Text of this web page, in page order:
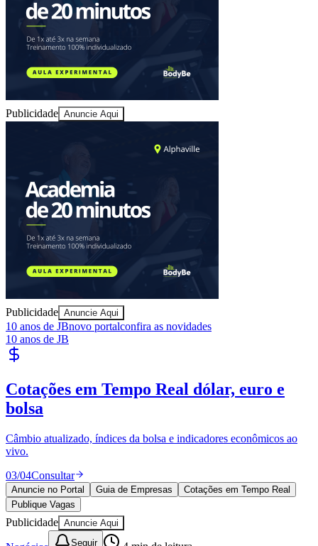
Sport
Publicidade Anuncie Aqui
Publicidade Anuncie Aqui
10 anos de JBnovo portalconfira as novidades
10 anos de JB
Publique Vagas encontre talentos
Publique vagas e encontre os melhores profissionais da região.
04/04Publicar
Anuncie no Portal
Publique Vagas
Publicidade Anuncie Aqui
Negócios Seguir 4
Negócios